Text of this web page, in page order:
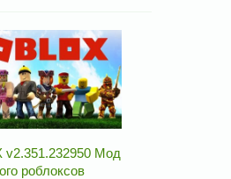
v2.351.232950 Мод
роблоксов